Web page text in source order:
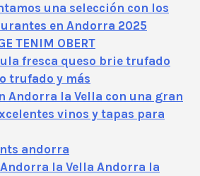
una selección con los
en Andorra 2025
TENIM OBERT
fresca queso brie trufado
trufado y más
Andorra la Vella con una gran
vinos y tapas para
andorra
la Vella Andorra la